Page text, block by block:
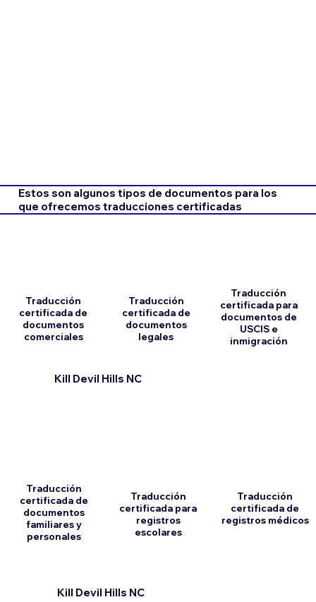
Estos son algunos tipos de documentos para los
que ofrecemos traducciones certificadas
Kill Devil Hills NC
Traducción
certificada de
documentos
comerciales
Traducción
certificada de
documentos
familiares y
personales
Traducción
certificada de
documentos
legales
Traducción
certificada para
registros
escolares
Kill Devil Hills NC
Traducción
certificada para
documentos de
USCIS e
inmigración
Traducción
certificada de
registros médicos